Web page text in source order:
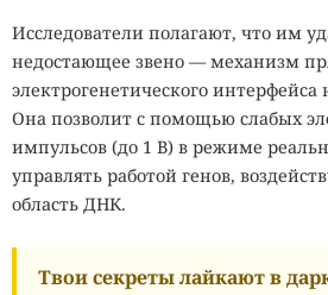
Исследователи полагают, что им
недостающее звено — механизм
электрогенетического
Она позволит с помощью слабых
импульсов (до 1 В) в режиме
управлять работой генов,
область ДНК.
Твои секреты лайкают в